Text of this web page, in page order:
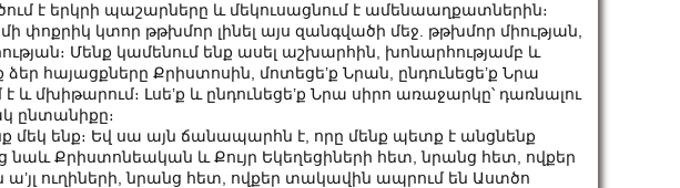
է երկրի պաշարները և մեկուսացնում է ամենաաղքատներին։
փոքրիկ կտոր թթխմոր լինել այս զանգվածի մեջ. թթխմոր միության,
Մենք կամենում ենք ասել աշխարհին, խոնարհությամբ և
ձեր հայացքները Քրիստոսին, մոտեցե’ք Նրան, ընդունեցե’ք Նրա
է և մխիթարում։ Լսե’ք և ընդունեցե’ք Նրա սիրո առաջարկը՝ դառնալու
ընտանիքը։
մեկ ենք։ Եվ սա այն ճանապարհն է, որը մենք պետք է անցնենք
նաև Քրիստոնեական և Քույր Եկեղեցիների հետ, նրանց հետ, ովքեր
ուղիների, նրանց հետ, ովքեր տակավին ապրում են Աստծո